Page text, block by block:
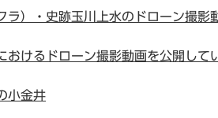
ラ）・史跡玉川上水のドローン撮影
おけるドローン撮影動画を公開して
小金井